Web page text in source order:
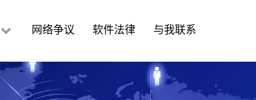
网络争议 软件法律 与我联系